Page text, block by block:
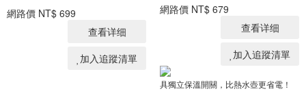
網路價 NT$ 699
查看详细
加入追蹤清單
網路價 NT$ 679
查看详细
加入追蹤清單
具獨立保溫開關，比熱水壺更省電！